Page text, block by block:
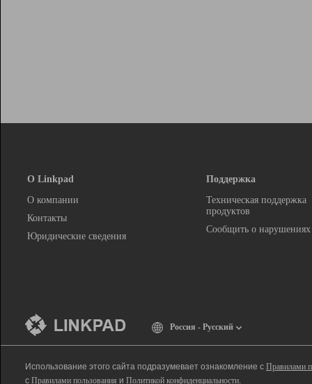
О Linkpad
О компании
Контакты
Юридические сведения
Поддержка
Техническая поддержка
продуктов
Сообщить о нарушениях
Россия - Русский
Использование этого сайта подразумевает ознакомление с Правилами
с Правилами пользования и Политикой конфиденциальности.